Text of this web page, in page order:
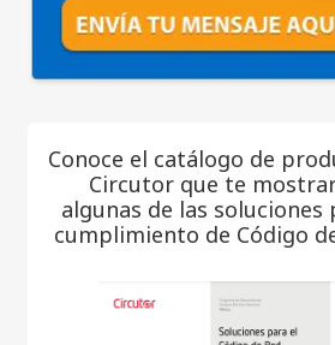
Conoce el catálogo de
Circutor que te
algunas de las soluciones
cumplimiento de Código